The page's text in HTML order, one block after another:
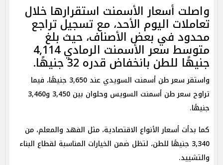
واصلت أسعار الأسمنت استقرارها خلال
تعاملات اليوم الأحد، مع تسجيل تراجع
محدود في بعض الأصناف، حيث بلغ
متوسط سعر الأسمنت الرمادي 4,114
جنيهًا للطن بانخفاض قدره 32 جنيهًا.
واستقر سعر طن أسمنت السويدي عند 3,650 جنيهًا، فيما
تراوح سعر طن أسمنت السويس وحلوان بين 3,450 و3,460
جنيهًا.
كما بدأت أسعار الأنواع الاقتصادية، مثل الفهد والمعلم، من
3,340 جنيهًا للطن، لتظل ضمن الخيارات المناسبة لقطاع البناء
والتشييد.